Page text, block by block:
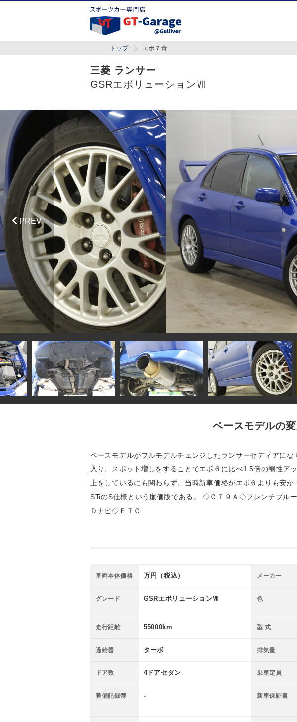
トップ エボ７青
三菱 ランサー
GSRエボリューションⅦ
ベースモデルの
ベースモデルがフルモデルチェンジしたランサーセディアに
入り、スポット増しをすることでエボ６に比べ1.5倍の剛性ア
上をしているにも関わらず、当時新車価格がエボ６よりも安
STiのS仕様という廉価版である。 ◇ＣＴ９Ａ◇フレンチブ
Ｄナビ◇ＥＴＣ
車両本体価格 万円（税込） メーカー
グレード GSRエボリューションⅦ 色
走行距離 55000km 型 式
過給器 ターボ 排気量
ドア数 4ドアセダン 乗車定員
整備記録簿 - 新車保証書